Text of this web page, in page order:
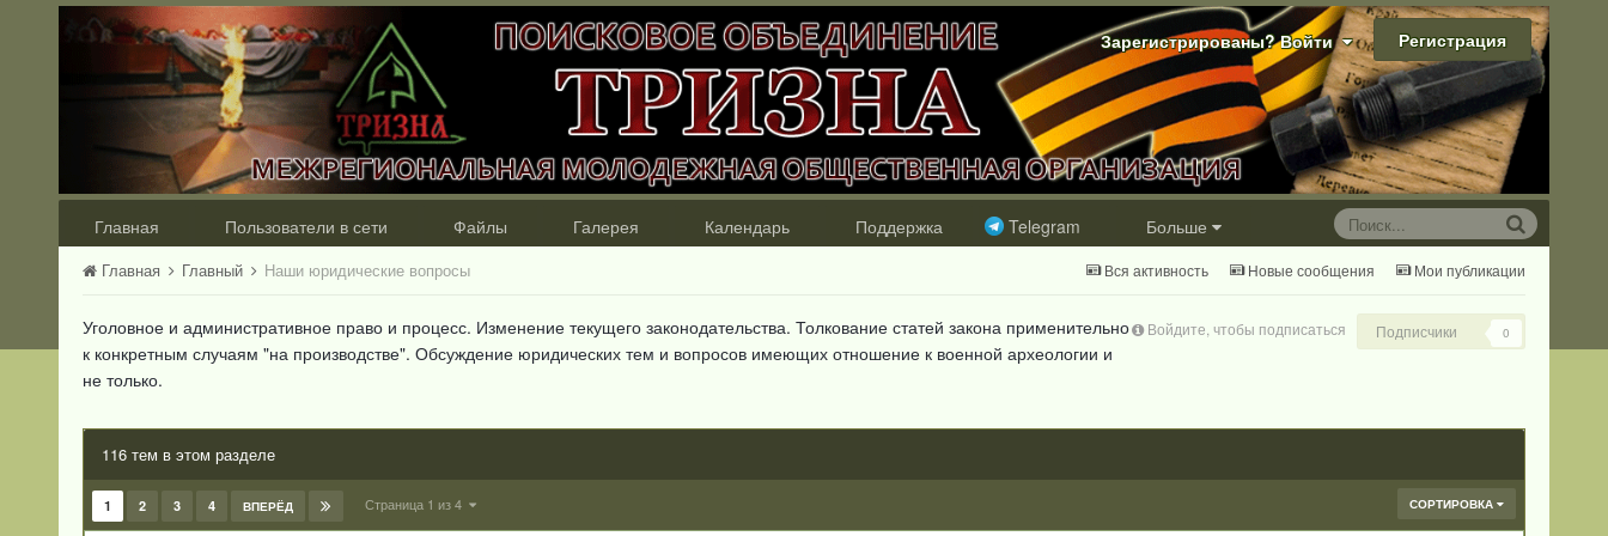
Зарегистрированы? Войти Регистрация
Главная Пользователи в сети Файлы Галерея Календарь Поддержка Telegram Больше
Вся активность Новые сообщения Мои публикации
Главная Главный Наши юридические вопросы
Войдите, чтобы подписаться Подписчики 0
Уголовное и административное право и процесс. Изменение текущего законодательства. Толкование статей закона применительно
к конкретным случаям "на производстве". Обсуждение юридических тем и вопросов имеющих отношение к военной археологии и
не только.
116 тем в этом разделе
СОРТИРОВКА
1 2 3 4 ВПЕРЁД Страница 1 из 4